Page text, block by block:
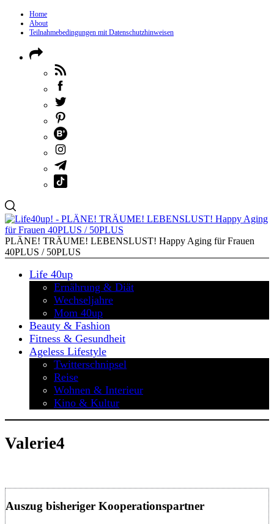
Home
About
Teilnahmebedingungen mit Datenschutzhinweisen
PLÄNE! TRÄUME! LEBENSLUST! Happy Aging für Frauen
40PLUS / 50PLUS
Life 40up
Ernährung & Diät
Wechseljahre
Mom 40up
Beauty & Fashion
Fitness & Gesundheit
Ageless Lifestyle
Twitterschnipsel
Reise
Wohnen & Interieur
Kino & Kultur
Valerie4
Auszug bisheriger Kooperationspartner